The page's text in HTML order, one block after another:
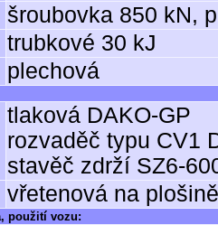
šroubovka 850 kN,
trubkové 30 kJ
plechová
tlaková DAKO-GP
rozvaděč typu CV1
stavěč zdrží SZ6-
vřetenová na
použití vozu: